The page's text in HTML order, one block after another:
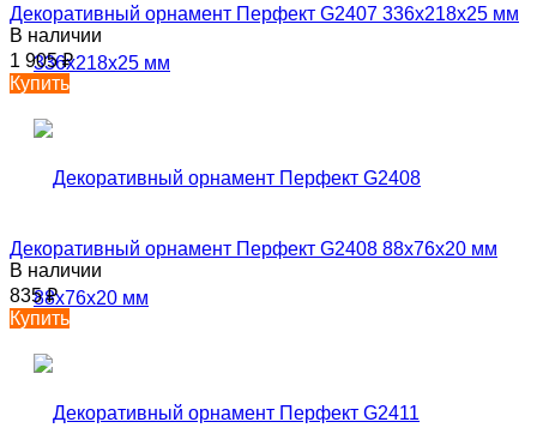
Декоративный орнамент Перфект G2407 336х218х25 мм
В наличии
1 905₽
Купить
Декоративный орнамент Перфект G2408 88х76х20 мм
В наличии
835₽
Купить